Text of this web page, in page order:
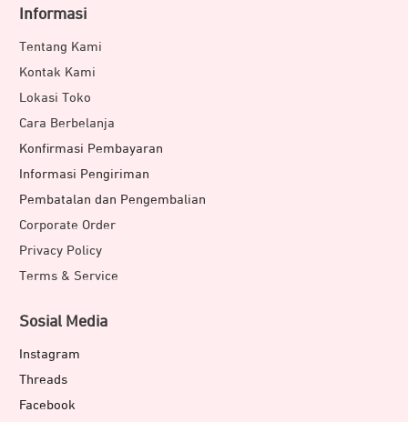
Informasi
Tentang Kami
Kontak Kami
Lokasi Toko
Cara Berbelanja
Konfirmasi Pembayaran
Informasi Pengiriman
Pembatalan dan Pengembalian
Corporate Order
Privacy Policy
Terms & Service
Sosial Media
Instagram
Threads
Facebook